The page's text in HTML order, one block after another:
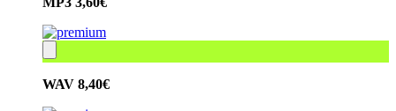
WAV 8,40€